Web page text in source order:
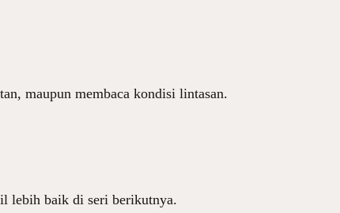
maupun membaca kondisi lintasan.
lebih baik di seri berikutnya.